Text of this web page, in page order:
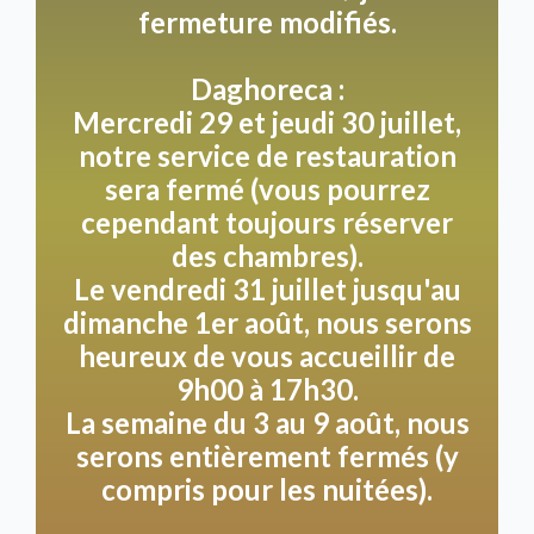
Chambre 1, Gris:Une chambre spacieuse
Une chambre qui respire le romantisme à l'état
pur, grâce à son luxueux lit double à sommier
tapissier, sa douche à l'italienne
particulièrement spacieuse, ses toilettes
séparées et même une baignoire sur pieds au
charme nostalgique. La chambre Gris, dans des
tons chauds de bois et de gris, vous procure
une délicieuse sensation de détente, comme à
la maison, avec ce petit plus qui fait toute la
différence. Ouvrez les volets et admirez le
soleil se lever au-dessus de la forêt de
Lievensberg. Une chambre idéale pour un
séjour très spécial à deux.
fermeture modifiés.
Daghoreca :
Mercredi 29 et jeudi 30 juillet,
notre service de restauration
sera fermé (vous pourrez
cependant toujours réserver
des chambres).
Le vendredi 31 juillet jusqu'au
dimanche 1er août, nous serons
heureux de vous accueillir de
9h00 à 17h30.
La semaine du 3 au 9 août, nous
serons entièrement fermés (y
compris pour les nuitées).